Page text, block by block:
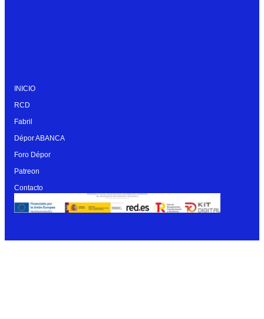
INICIO
RCD
Fabril
Dépor ABANCA
Foro Dépor
Patreon
Contacto